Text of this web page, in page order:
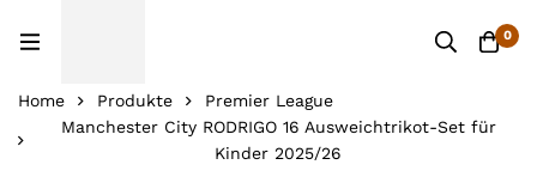
0
Home Produkte
Premier League
Manchester City RODRIGO 16 Ausweichtrikot-Set für
Kinder 2025/26